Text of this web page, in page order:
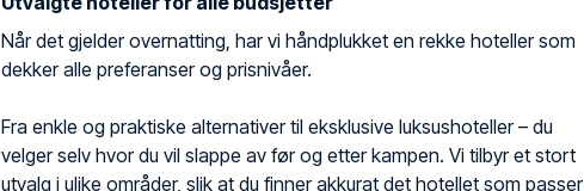
Når det gjelder overnatting, har vi håndplukket en rekke hoteller som
dekker alle preferanser og prisnivåer.
Fra enkle og praktiske alternativer til eksklusive luksushoteller – du
velger selv hvor du vil slappe av før og etter kampen. Vi tilbyr et stort
utvalg i ulike områder, slik at du finner akkurat det hotellet som passer